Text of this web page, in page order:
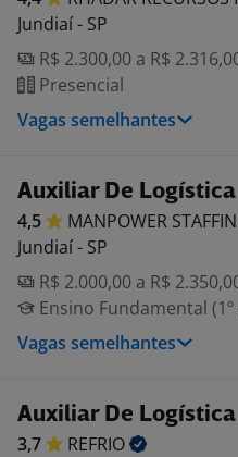
Jundiaí - SP
R$ 2.300,00 a R$
Presencial
Vagas semelhantes
Auxiliar De Logística
4,5 MANPOWER
Jundiaí - SP
R$ 2.000,00 a R$
Ensino Fundamental
Vagas semelhantes
Auxiliar De Logística
3,7
REFRIO